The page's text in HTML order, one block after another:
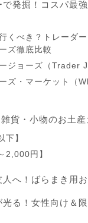
発掘！コスパ最
くべき？トレーダ
ズ徹底比較
ジョーズ（Trader
ズ・マーケット（
雑貨・小物のお土産
下】
2,000円】
へ！ばらまき用
る！女性向け＆